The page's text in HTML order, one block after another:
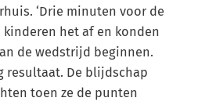
‘Drie minuten voor de
het af en konden
de wedstrijd beginnen.
resultaat. De blijdschap
toen ze de punten